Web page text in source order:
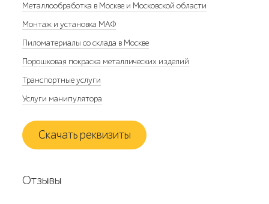
Металлообработка в Москве и Московской области
Монтаж и установка МАФ
Пиломатериалы со склада в Москве
Порошковая покраска металлических изделий
Транспортные услуги
Услуги манипулятора
Скачать реквизиты
Отзывы